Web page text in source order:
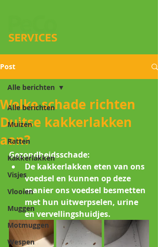
Post
Alle berichten
Muizen
Ratten
Kakkerlakken
Visjes
Vlooien
Muggen
Motmuggen
Wespen
Alle berichten
Welke schade richten
Duitse kakkerlakken
aan?
Gezondheidsschade:
De kakkerlakken eten van ons
voedsel en kunnen op deze
manier ons voedsel besmetten
met hun uitwerpselen, urine
en vervellingshuidjes.